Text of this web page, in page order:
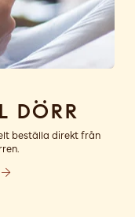
dörr
beställa direkt från